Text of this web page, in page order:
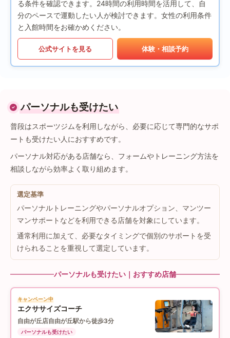
る条件を確認できます。24時間の利用時間を活用して、自
分のペースで運動したい人が検討できます。女性の利用条件
と入館時間をお確かめください。
公式サイトを見る 体験・相談予約
パーソナルも受けたい
普段はスポーツジムを利用しながら、必要に応じて専門的なサポ
ートも受けたい人におすすめです。
パーソナル対応がある店舗なら、フォームやトレーニング方法を
相談しながら効率よく取り組めます。
選定基準
パーソナルトレーニングやパーソナルオプション、マンツー
マンサポートなどを利用できる店舗を対象にしています。
通常利用に加えて、必要なタイミングで個別のサポートを受
けられることを重視して選定しています。
パーソナルも受けたい｜おすすめ店舗
キャンペーン中
エクササイズコーチ
自由が丘店自由が丘駅から徒歩3分
パーソナルも受けたい